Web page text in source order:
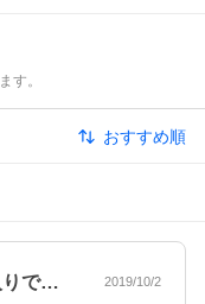
す。
おすすめ順
欲しいが揃った器具だとお気に入りです。 2019/10/2